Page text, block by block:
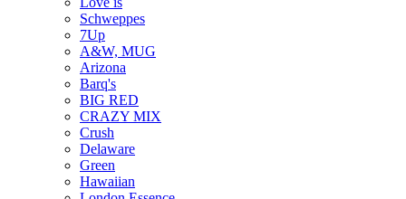
Schweppes
7Up
A&W, MUG
Arizona
Barq's
BIG RED
CRAZY MIX
Crush
Delaware
Green
Hawaiian